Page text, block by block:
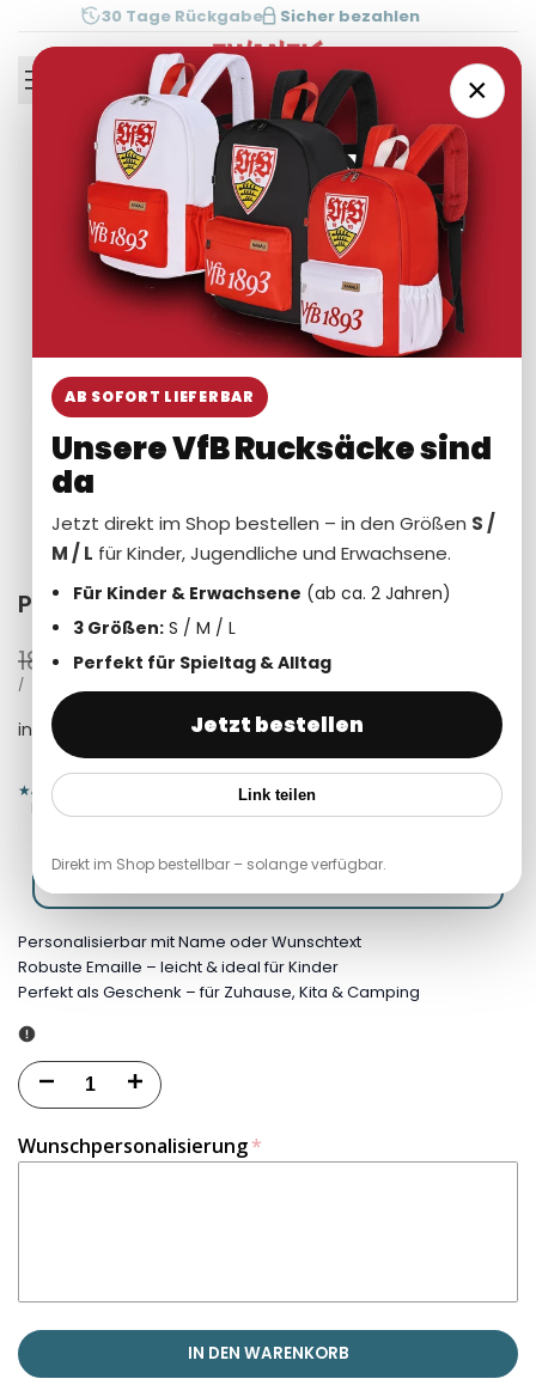
springen
30 Tage Rückgabe Sicher bezahlen
×
AB SOFORT LIEFERBAR
Unsere VfB Rucksäcke sind
da
Jetzt direkt im Shop bestellen – in den Größen S /
M / L für Kinder, Jugendliche und Erwachsene.
Für Kinder & Erwachsene (ab ca. 2 Jahren)
3 Größen: S / M / L
Perfekt für Spieltag & Alltag
Jetzt bestellen
Link teilen
Direkt im Shop bestellbar – solange verfügbar.
Personalisierte Emailletasse 31.Wal
Normalpreis
18,49 €Verkaufspreis
12,94 €
STÜCKPREIS
/PRO
inkl. 19% MwSt. zzgl. Versandkosten
★Anna 21.000 andere haben bereits bei uns
bestellt.
Motiv auswählen
Personalisierbar mit Name oder Wunschtext
Robuste Emaille – leicht & ideal für Kinder
Perfekt als Geschenk – für Zuhause, Kita & Camping
Menge Menge
Wunschpersonalisierung
IN DEN WARENKORB